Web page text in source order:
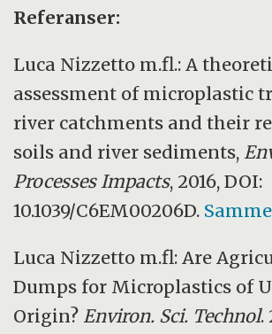
Referanser:
Luca Nizzetto m.fl.: A
assessment of microplastic
river catchments and their
soils and river sediments,
Processes Impacts, 2016, DOI:
10.1039/C6EM00206D.
Luca Nizzetto m.fl: Are
Dumps for Microplastics of
Origin? Environ. Sci. Technol.